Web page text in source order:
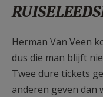
Herman Van Veen
dus die man blijft
Twee dure tickets
anderen geven dan